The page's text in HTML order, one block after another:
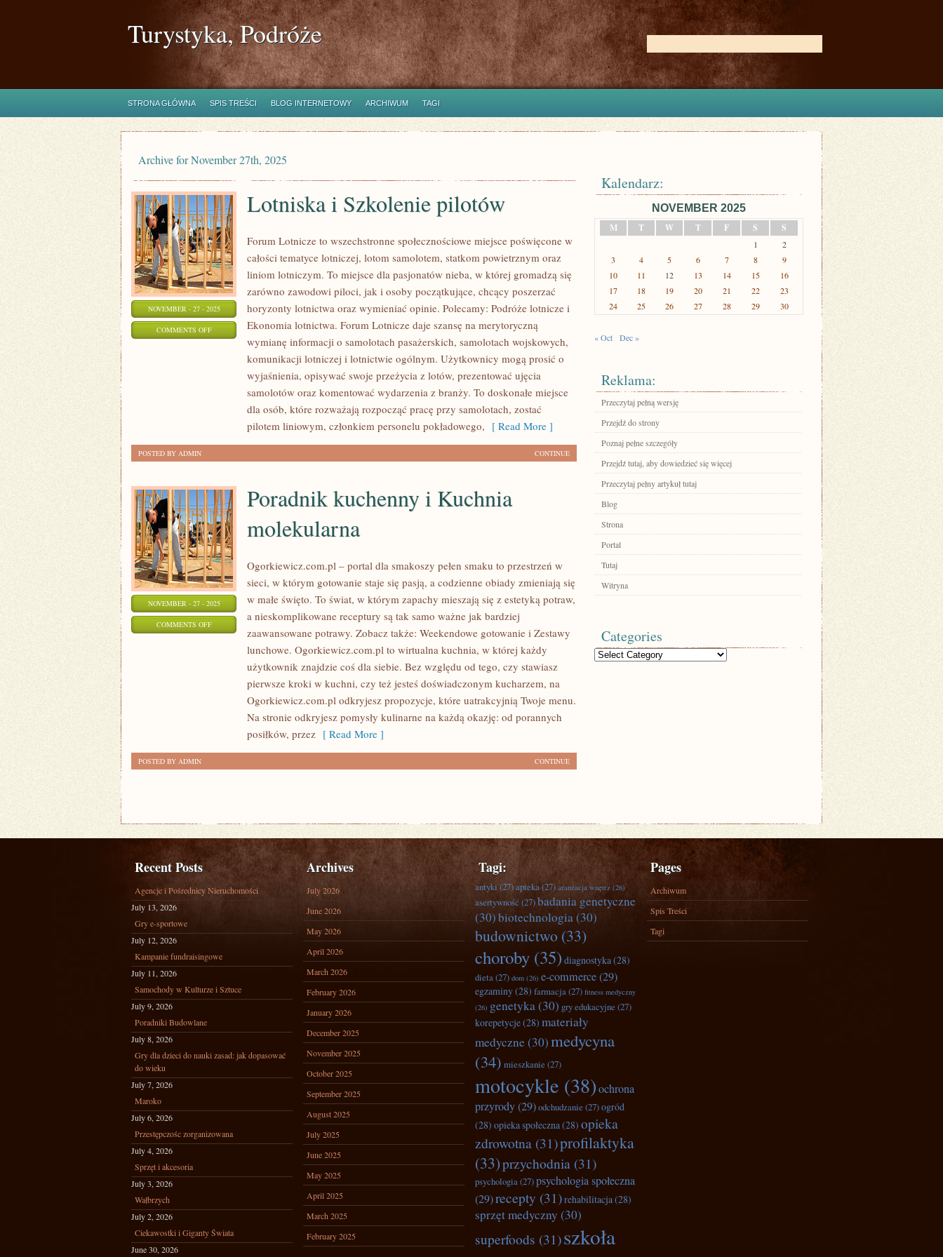
Turystyka, Podróże
STRONA GŁÓWNA SPIS TREŚCI BLOG INTERNETOWY ARCHIWUM TAGI
Archive for November 27th, 2025
NOVEMBER - 27 - 2025
COMMENTS OFFON
SZKOLENIE
Lotniska i Szkolenie pilotów
Forum Lotnicze to wszechstronne społecznościowe miejsce poświęcone w
całości tematyce lotniczej, lotom samolotem, statkom powietrznym oraz
liniom lotniczym. To miejsce dla pasjonatów nieba, w której gromadzą się
zarówno zawodowi piloci, jak i osoby początkujące, chcący poszerzać
horyzonty lotnictwa oraz wymieniać opinie. Polecamy: Podróże lotnicze i
Ekonomia lotnictwa. Forum Lotnicze daje szansę na merytoryczną
wymianę informacji o samolotach pasażerskich, samolotach wojskowych,
komunikacji lotniczej i lotnictwie ogólnym. Użytkownicy mogą prosić o
wyjaśnienia, opisywać swoje przeżycia z lotów, prezentować ujęcia
samolotów oraz komentować wydarzenia z branży. To doskonałe miejsce
dla osób, które rozważają rozpocząć pracę przy samolotach, zostać
pilotem liniowym, członkiem personelu pokładowego, [ Read More ]
CONTINUE
POSTED BY ADMIN
NOVEMBER - 27 - 2025
COMMENTS OFFON
Poradnik kuchenny i Kuchnia
molekularna
Ogorkiewicz.com.pl – portal dla smakoszy pełen smaku to przestrzeń w
sieci, w którym gotowanie staje się pasją, a codzienne obiady zmieniają się
w małe święto. To świat, w którym zapachy mieszają się z estetyką potraw,
a nieskomplikowane receptury są tak samo ważne jak bardziej
zaawansowane potrawy. Zobacz także: Weekendowe gotowanie i Zestawy
lunchowe. Ogorkiewicz.com.pl to wirtualna kuchnia, w której każdy
użytkownik znajdzie coś dla siebie. Bez względu od tego, czy stawiasz
pierwsze kroki w kuchni, czy też jesteś doświadczonym kucharzem, na
Ogorkiewicz.com.pl odkryjesz propozycje, które uatrakcyjnią Twoje menu.
Na stronie odkryjesz pomysły kulinarne na każdą okazję: od porannych
posiłków, przez [ Read More ]
CONTINUE
POSTED BY ADMIN
Kalendarz:
NOVEMBER 2025
M
T W T F S S
1
2
3
4 5 6 7 8
9
10
11 12 13 14 15
16
17
18 19 20 21 22
23
24
25 26 27 28 29 30
« Oct Dec »
Reklama:
Przeczytaj pełną wersję
Przejdź do strony
Poznaj pełne szczegóły
Przejdź tutaj, aby dowiedzieć się więcej
Przeczytaj pełny artykuł tutaj
Blog
Strona
Portal
Tutaj
Witryna
Categories
Categories
Recent Posts
Agencje i Pośrednicy Nieruchomości
July 13, 2026
Gry e-sportowe
July 12, 2026
Kampanie fundraisingowe
July 11, 2026
Samochody w Kulturze i Sztuce
July 9, 2026
Poradniki Budowlane
July 8, 2026
Gry dla dzieci do nauki zasad: jak dopasować
do wieku
July 7, 2026
Maroko
July 6, 2026
Przestępczośc zorganizowana
July 4, 2026
Sprzęt i akcesoria
July 3, 2026
Wałbrzych
July 2, 2026
Ciekawostki i Giganty Świata
June 30, 2026
Archives
July 2026
June 2026
May 2026
April 2026
March 2026
February 2026
January 2026
December 2025
November 2025
October 2025
September 2025
August 2025
July 2025
June 2025
May 2025
April 2025
March 2025
February 2025
Tagi:
antyki(27)apteka(27) aranżacja wnętrz (26)
asertywność (27)badania genetyczne
(30)biotechnologia(30)
budownictwo (33)
choroby (35) diagnostyka(28)
dieta(27) dom (26) e-commerce(29)
egzaminy(28) farmacja(27) fitness medyczny
(26) genetyka(30) gry edukacyjne (27)
korepetycje(28) materiały
medyczne (30)medycyna
(34) mieszkanie (27)
motocykle (38)ochrona
przyrody(29)odchudzanie (27)ogród
(28) opieka społeczna(28) opieka
zdrowotna (31)profilaktyka
(33)przychodnia (31)
psychologia(27)psychologia społeczna
(29)recepty (31)rehabilitacja(28)
sprzęt medyczny (30)
superfoods (31)szkoła
Pages
Archiwum
Spis Treści
Tagi